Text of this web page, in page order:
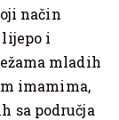
način
i
mladih
imamima,
sa područja